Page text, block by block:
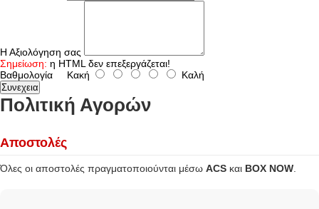
Η Αξιολόγηση σας
Σημείωση: η HTML δεν επεξεργάζεται!
Βαθμολογία Κακή Καλή
Συνεχεια
Πολιτική Αγορών
Αποστολές
Όλες οι αποστολές πραγματοποιούνται μέσω ACS και BOX NOW